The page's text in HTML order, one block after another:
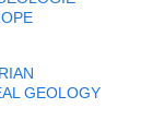
GEOLOGY